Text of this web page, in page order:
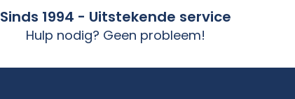
Sinds 1994 - Uitstekende service
Hulp nodig? Geen probleem!